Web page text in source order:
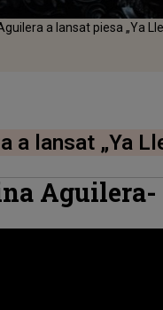
a lansat piesa „Ya
a lansat „Ya
Aguilera-